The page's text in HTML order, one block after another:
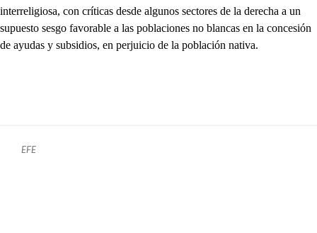
interreligiosa, con críticas desde algunos sectores de la derecha a un
supuesto sesgo favorable a las poblaciones no blancas en la concesión
de ayudas y subsidios, en perjuicio de la población nativa.
EFE